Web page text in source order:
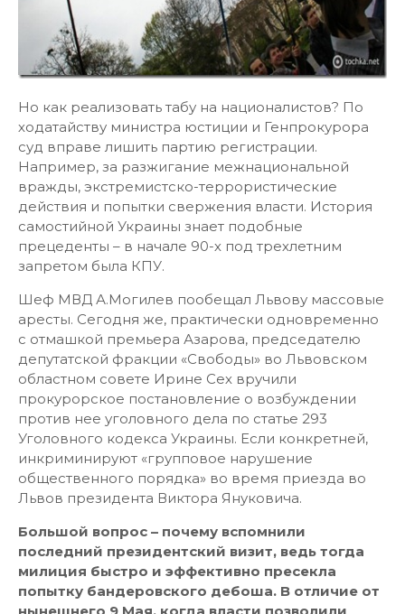
Но как реализовать табу на националистов? По
ходатайству министра юстиции и Генпрокурора
суд вправе лишить партию регистрации.
Например, за разжигание межнациональной
вражды, экстремистско-террористические
действия и попытки свержения власти. История
самостийной Украины знает подобные
прецеденты – в начале 90-х под трехлетним
запретом была КПУ.
Шеф МВД А.Могилев пообещал Львову массовые
аресты. Сегодня же, практически одновременно
с отмашкой премьера Азарова, председателю
депутатской фракции «Свободы» во Львовском
областном совете Ирине Сех вручили
прокурорское постановление о возбуждении
против нее уголовного дела по статье 293
Уголовного кодекса Украины. Если конкретней,
инкриминируют «групповое нарушение
общественного порядка» во время приезда во
Львов президента Виктора Януковича.
Большой вопрос – почему вспомнили
последний президентский визит, ведь тогда
милиция быстро и эффективно пресекла
попытку бандеровского дебоша. В отличие от